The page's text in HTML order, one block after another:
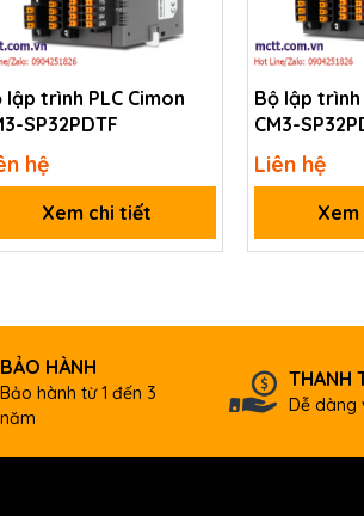
lập trình PLC Cimon
SP32PDTF
hệ
Xem chi tiết
Bộ lập trình
CM3-
Liên hệ
BẢO HÀNH
Bảo hành từ 1 đến 3
năm
THANH
Dễ dàng